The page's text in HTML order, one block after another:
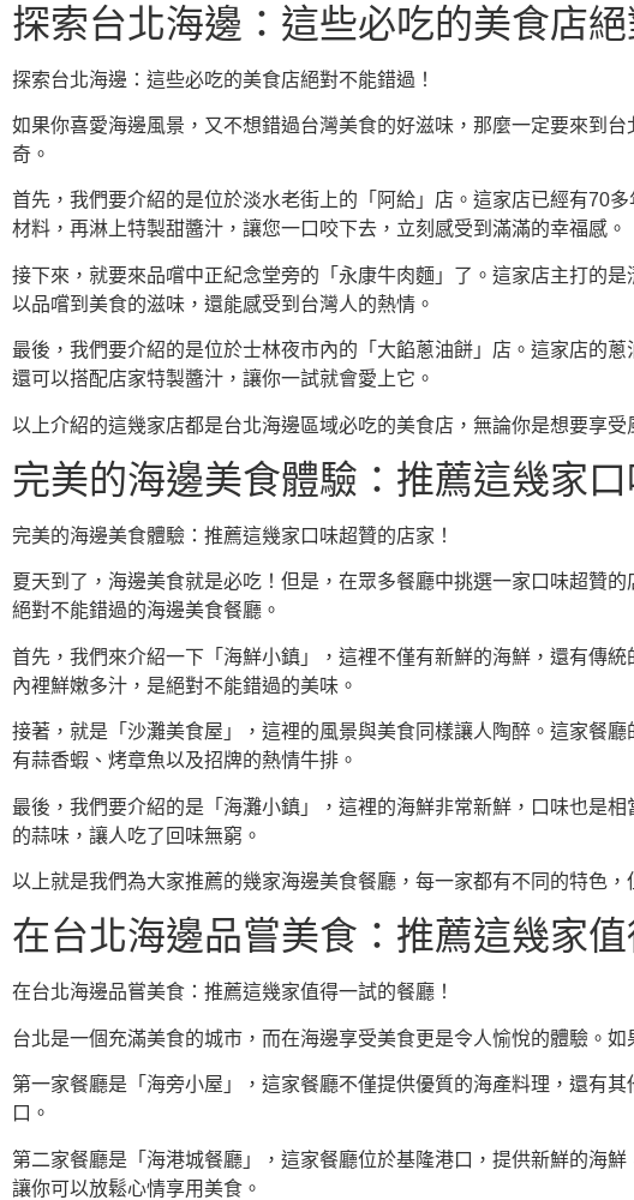
探索台北海邊：這些必吃的美食店絕
探索台北海邊：這些必吃的美食店絕對不能錯過！
如果你喜愛海邊風景，又不想錯過台灣美食的好滋味，那麼一定要來到
奇。
首先，我們要介紹的是位於淡水老街上的「阿給」店。這家店已經有70
材料，再淋上特製甜醬汁，讓您一口咬下去，立刻感受到滿滿的幸福感。
接下來，就要來品嚐中正紀念堂旁的「永康牛肉麵」了。這家店主打的
以品嚐到美食的滋味，還能感受到台灣人的熱情。
最後，我們要介紹的是位於士林夜市內的「大餡蔥油餅」店。這家店的
還可以搭配店家特製醬汁，讓你一試就會愛上它。
以上介紹的這幾家店都是台北海邊區域必吃的美食店，無論你是想要享
完美的海邊美食體驗：推薦這幾家口
完美的海邊美食體驗：推薦這幾家口味超贊的店家！
夏天到了，海邊美食就是必吃！但是，在眾多餐廳中挑選一家口味超贊
絕對不能錯過的海邊美食餐廳。
首先，我們來介紹一下「海鮮小鎮」，這裡不僅有新鮮的海鮮，還有傳
內裡鮮嫩多汁，是絕對不能錯過的美味。
接著，就是「沙灘美食屋」，這裡的風景與美食同樣讓人陶醉。這家餐
有蒜香蝦、烤章魚以及招牌的熱情牛排。
最後，我們要介紹的是「海灘小鎮」，這裡的海鮮非常新鮮，口味也是
的蒜味，讓人吃了回味無窮。
以上就是我們為大家推薦的幾家海邊美食餐廳，每一家都有不同的特色
在台北海邊品嘗美食：推薦這幾家值
在台北海邊品嘗美食：推薦這幾家值得一試的餐廳！
台北是一個充滿美食的城市，而在海邊享受美食更是令人愉悅的體驗。
第一家餐廳是「海旁小屋」，這家餐廳不僅提供優質的海產料理，還有
口。
第二家餐廳是「海港城餐廳」，這家餐廳位於基隆港口，提供新鮮的海
讓你可以放鬆心情享用美食。